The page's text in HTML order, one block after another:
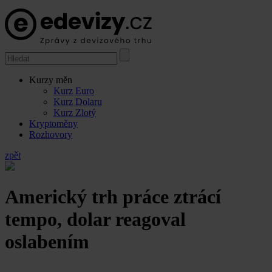
Kurzy měn
Kurz Euro
Kurz Dolaru
Kurz Zlotý
Kryptoměny
Rozhovory
zpět
Americký trh práce ztrácí
tempo, dolar reagoval
oslabením